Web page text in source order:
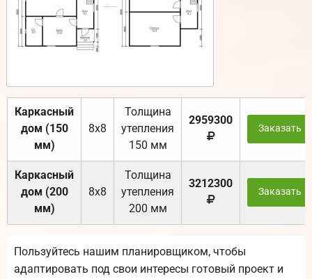
Каркасный
дом (150
мм)
8х8
Толщина
утепления
150 мм
2959300
Заказать
Каркасный
дом (200
мм)
8х8
Толщина
утепления
200 мм
3212300
Заказать
Пользуйтесь нашим планировщиком, чтобы
адаптировать под свои интересы готовый проект и